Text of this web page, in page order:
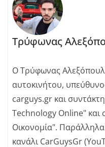
Τρύφωνας
Ο Τρύφωνας
αυτοκινήτου,
carguys.gr και
Technology Online" και
Οικονομία".
κανάλι CarGuysGr